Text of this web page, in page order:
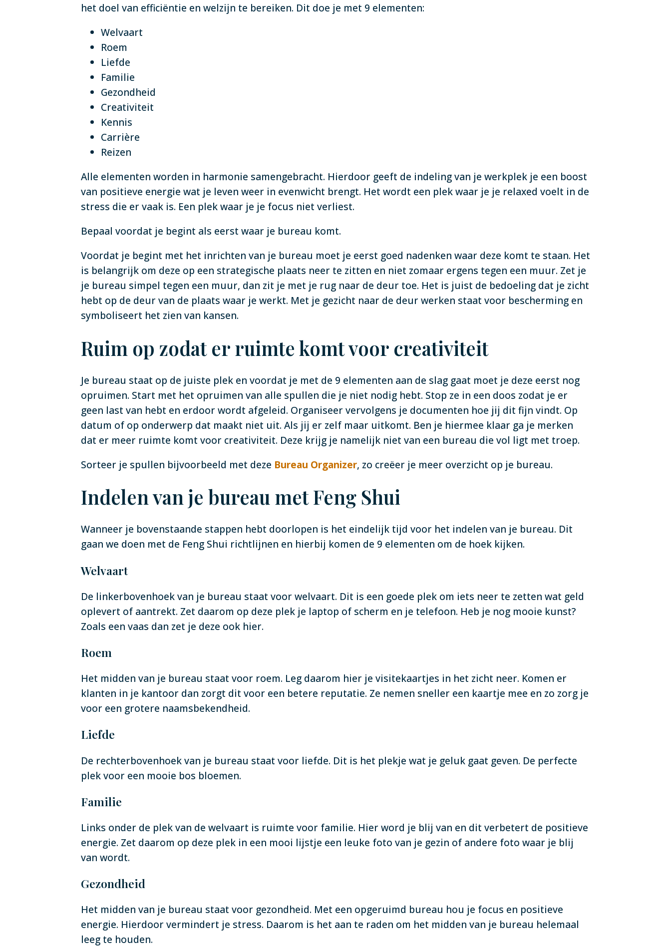
het doel van efficiëntie en welzijn te bereiken. Dit doe je met 9 elementen:
Welvaart
Roem
Liefde
Familie
Gezondheid
Creativiteit
Kennis
Carrière
Reizen
Alle elementen worden in harmonie samengebracht. Hierdoor geeft de indeling van je werkplek je een boost
van positieve energie wat je leven weer in evenwicht brengt. Het wordt een plek waar je je relaxed voelt in de
stress die er vaak is. Een plek waar je je focus niet verliest.
Bepaal voordat je begint als eerst waar je bureau komt.
Voordat je begint met het inrichten van je bureau moet je eerst goed nadenken waar deze komt te staan. Het
is belangrijk om deze op een strategische plaats neer te zitten en niet zomaar ergens tegen een muur. Zet je
je bureau simpel tegen een muur, dan zit je met je rug naar de deur toe. Het is juist de bedoeling dat je zicht
hebt op de deur van de plaats waar je werkt. Met je gezicht naar de deur werken staat voor bescherming en
symboliseert het zien van kansen.
Ruim op zodat er ruimte komt voor creativiteit
Je bureau staat op de juiste plek en voordat je met de 9 elementen aan de slag gaat moet je deze eerst nog
opruimen. Start met het opruimen van alle spullen die je niet nodig hebt. Stop ze in een doos zodat je er
geen last van hebt en erdoor wordt afgeleid. Organiseer vervolgens je documenten hoe jij dit fijn vindt. Op
datum of op onderwerp dat maakt niet uit. Als jij er zelf maar uitkomt. Ben je hiermee klaar ga je merken
dat er meer ruimte komt voor creativiteit. Deze krijg je namelijk niet van een bureau die vol ligt met troep.
Sorteer je spullen bijvoorbeeld met deze Bureau Organizer, zo creëer je meer overzicht op je bureau.
Indelen van je bureau met Feng Shui
Wanneer je bovenstaande stappen hebt doorlopen is het eindelijk tijd voor het indelen van je bureau. Dit
gaan we doen met de Feng Shui richtlijnen en hierbij komen de 9 elementen om de hoek kijken.
Welvaart
De linkerbovenhoek van je bureau staat voor welvaart. Dit is een goede plek om iets neer te zetten wat geld
oplevert of aantrekt. Zet daarom op deze plek je laptop of scherm en je telefoon. Heb je nog mooie kunst?
Zoals een vaas dan zet je deze ook hier.
Roem
Het midden van je bureau staat voor roem. Leg daarom hier je visitekaartjes in het zicht neer. Komen er
klanten in je kantoor dan zorgt dit voor een betere reputatie. Ze nemen sneller een kaartje mee en zo zorg je
voor een grotere naamsbekendheid.
Liefde
De rechterbovenhoek van je bureau staat voor liefde. Dit is het plekje wat je geluk gaat geven. De perfecte
plek voor een mooie bos bloemen.
Familie
Links onder de plek van de welvaart is ruimte voor familie. Hier word je blij van en dit verbetert de positieve
energie. Zet daarom op deze plek in een mooi lijstje een leuke foto van je gezin of andere foto waar je blij
van wordt.
Gezondheid
Het midden van je bureau staat voor gezondheid. Met een opgeruimd bureau hou je focus en positieve
energie. Hierdoor vermindert je stress. Daarom is het aan te raden om het midden van je bureau helemaal
leeg te houden.